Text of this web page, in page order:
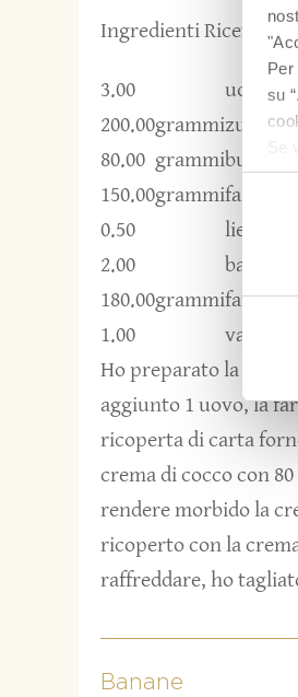
su
Ingredienti Ricetta:
3.00
uova
200.00grammi
80.00 grammiburro
150.00grammifarina
0.50
lievito
2.00
banane
180.00grammifarina
1.00
vanillina
Ho preparato la
aggiunto 1 uovo, la
ricoperta di carta
crema di cocco con
rendere morbido la
ricoperto con la
raffreddare, ho
Banane